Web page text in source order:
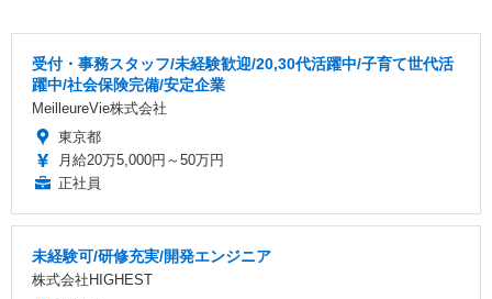
受付・事務スタッフ/未経験歓迎/20,30代活躍中/子育て世代活
躍中/社会保険完備/安定企業
MeilleureVie株式会社
東京都
月給20万5,000円～50万円
正社員
未経験可/研修充実/開発エンジニア
株式会社HIGHEST